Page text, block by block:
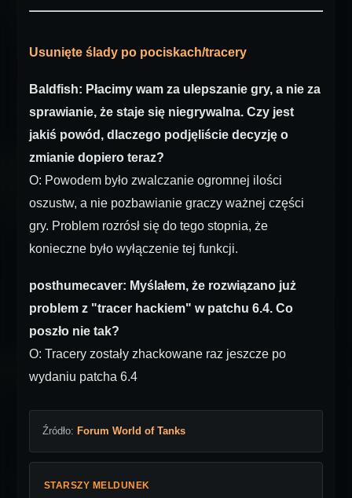
Usunięte ślady po pociskach/tracery
Baldfish: Płacimy wam za ulepszanie gry, a nie za
sprawianie, że staje się niegrywalna. Czy jest
jakiś powód, dlaczego podjęliście decyzję o
zmianie dopiero teraz?
O: Powodem było zwalczanie ogromnej ilości
oszustw, a nie pozbawianie graczy ważnej części
gry. Problem rozrósł się do tego stopnia, że
konieczne było wyłączenie tej funkcji.
posthumecaver: Myślałem, że rozwiązano już
problem z "tracer hackiem" w patchu 6.4. Co
poszło nie tak?
O: Tracery zostały zhackowane raz jeszcze po
wydaniu patcha 6.4
Źródło: Forum World of Tanks
STARSZY MELDUNEK